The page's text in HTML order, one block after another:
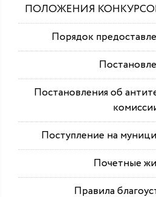
ПОЛОЖЕНИЯ
Порядок
Постановления об
Поступление на
Почетные
Правила